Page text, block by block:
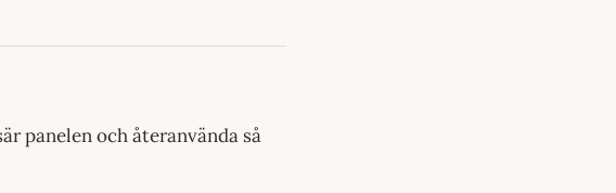
panelen och återanvända så